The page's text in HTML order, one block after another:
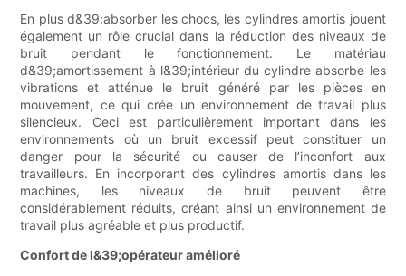
En plus d&39;absorber les chocs, les cylindres amortis jouent
également un rôle crucial dans la réduction des niveaux de
bruit pendant le fonctionnement. Le matériau
d&39;amortissement à l&39;intérieur du cylindre absorbe les
vibrations et atténue le bruit généré par les pièces en
mouvement, ce qui crée un environnement de travail plus
silencieux. Ceci est particulièrement important dans les
environnements où un bruit excessif peut constituer un
danger pour la sécurité ou causer de l’inconfort aux
travailleurs. En incorporant des cylindres amortis dans les
machines, les niveaux de bruit peuvent être
considérablement réduits, créant ainsi un environnement de
travail plus agréable et plus productif.
Confort de l&39;opérateur amélioré